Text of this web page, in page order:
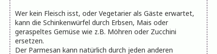
Wer kein Fleisch isst, oder Vegetarier als Gäste erwartet,
kann die Schinkenwürfel durch Erbsen, Mais oder
geraspeltes Gemüse wie z.B. Möhren oder Zucchini
ersetzen.
Der Parmesan kann natürlich durch jeden anderen